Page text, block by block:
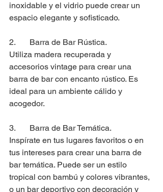
inoxidable y el vidrio puede crear un
espacio elegante y sofisticado.
2. 	Barra de Bar Rústica.
Utiliza madera recuperada y
accesorios vintage para crear una
barra de bar con encanto rústico. Es
ideal para un ambiente cálido y
acogedor.
3. 	Barra de Bar Temática.
Inspírate en tus lugares favoritos o en
tus intereses para crear una barra de
bar temática. Puede ser un estilo
tropical con bambú y colores vibrantes,
o un bar deportivo con decoración y